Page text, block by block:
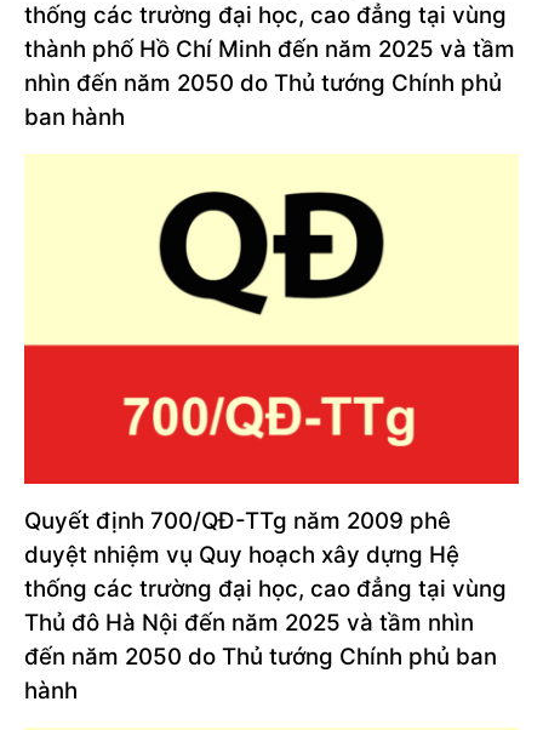
thống các trường đại học, cao đẳng tại vùng
thành phố Hồ Chí Minh đến năm 2025 và tầm
nhìn đến năm 2050 do Thủ tướng Chính phủ
ban hành
Quyết định 700/QĐ-TTg năm 2009 phê
duyệt nhiệm vụ Quy hoạch xây dựng Hệ
thống các trường đại học, cao đẳng tại vùng
Thủ đô Hà Nội đến năm 2025 và tầm nhìn
đến năm 2050 do Thủ tướng Chính phủ ban
hành